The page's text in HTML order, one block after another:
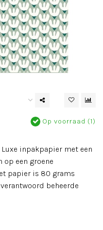
Op voorraad (1)
inpakpapier met een
een groene
papier is 80 grams
beheerde